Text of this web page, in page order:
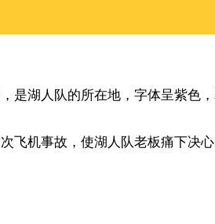
是湖人队的所在地，字体呈紫色
机事故，使湖人队老板痛下决